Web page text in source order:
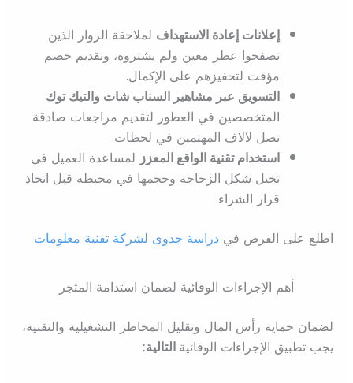
إعلانات إعادة الاستهدافلملاحقة الزوار الذين
تصفحوا عطر معين ولم يشتروه، وتقديم خصم
مؤقت لتحفيزهم على الإكمال.
التسويق عبر مشاهير السناب شات والتيك توك
المتخصصين في العطور لتقديم مراجعات صادقة
تصل لآلاف المهتمين في لحظات.
استخدام تقنية الواقع المعززلمساعدة العميل في
تخيل شكل الزجاجة وحجمها في محيطه قبل اتخاذ
قرار الشراء.
اطلع على الفرص في دراسة جدوى لشركة تقنية معلومات
أهم الإجراءات الوقائية لضمان استدامة المتجر
لضمان حماية رأس المال وتقليل المخاطر التشغيلية والتقنية،
يجب تطبيق الإجراءات الوقائيةالتالية: